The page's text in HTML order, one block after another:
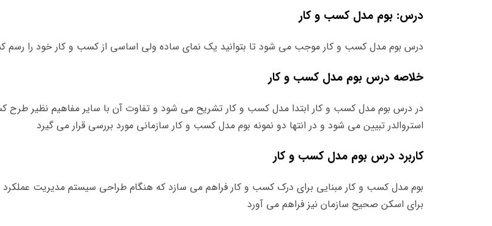
درس: بوم مدل کسب و کار
درس بوم مدل کسب و کار موجب می شود تا بتوانید یک نمای ساده ولی اساسی از کسب و کار خود را رسم کنید. تماشای این درس
خلاصه درس بوم مدلکسب و کار
در درس بوم مدل کسب و کار ابتدا مدل کسب و کار تشریح می شود و تفاوت آن با سایر مفاهیم نظیر
استروالدر تبیین می شود و در انتها دو نمونه بوم مدل کسب و کار سازمانی مورد بررسی قرار می گیرد
کاربرد درس بوم مدل کسب و کار
بوم مدل کسب و کار مبنایی برای درک کسب و کار فراهم می سازد که هنگام طراحی سیستم مدیریت عملکرد
برای اسکن صحیح سازمان نیز فراهم می آورد